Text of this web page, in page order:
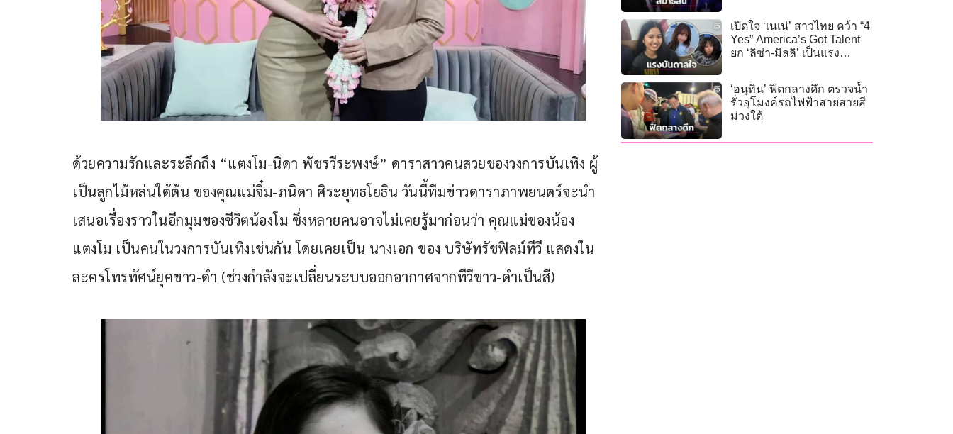
ด้วยความรักและระลึกถึง “แตงโม-นิดา พัชรวีระพงษ์” ดาราสาวคนสวยของวงการบันเทิง ผู้
เป็นลูกไม้หล่นใต้ต้น ของคุณแม่จิ๋ม-ภนิดา ศิระยุทธโยธิน วันนี้ทีมข่าวดาราภาพยนตร์จะนำ
เสนอเรื่องราวในอีกมุมของชีวิตน้องโม ซึ่งหลายคนอาจไม่เคยรู้มาก่อนว่า คุณแม่ของน้อง
แตงโม เป็นคนในวงการบันเทิงเช่นกัน โดยเคยเป็น นางเอก ของ บริษัทรัชฟิลม์ทีวี แสดงใน
ละครโทรทัศน์ยุคขาว-ดำ (ช่วงกำลังจะเปลี่ยนระบบออกอากาศจากทีวีขาว-ดำเป็นสี)
เปิดใจ ‘เนเน่’ สาวไทย คว้า “4
Yes” America’s Got Talent
ยก ‘ลิซ่า-มิลลิ’ เป็นแรง
‘อนุทิน’ ฟิตกลางดึก ตรวจน้ำ
รั่วอุโมงค์รถไฟฟ้าสายสายสี
ม่วงใต้